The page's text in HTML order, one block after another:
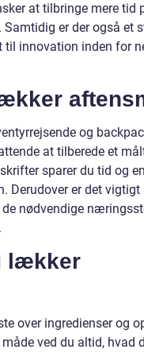
at tilbringe mere tid
er der også et
innovation inden for
og
at tilberede et
sparer du tid og
Derudover er det vigtigt
de nødvendige
lækker
over ingredienser og
ved du altid, hvad